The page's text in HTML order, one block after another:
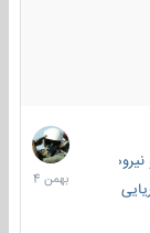
ویژه‌ی دریایی
22
بهمن
1404